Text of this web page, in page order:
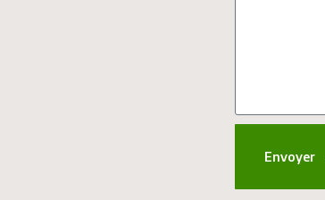
Envoyer